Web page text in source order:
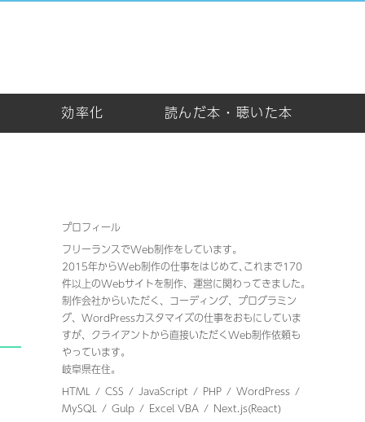
効率化 読んだ本・聴いた本
プロフィール
フリーランスでWeb制作をしています。
2015年からWeb制作の仕事をはじめて､これまで170
件以上のWebサイトを制作、運営に関わってきました｡
制作会社からいただく、コーディング、プログラミン
グ、WordPressカスタマイズの仕事をおもにしていま
すが、クライアントから直接いただくWeb制作依頼も
やっています。
岐阜県在住。
HTML
CSS JavaScript PHP
WordPress
MySQL
Gulp Excel VBA
Next.js(React)